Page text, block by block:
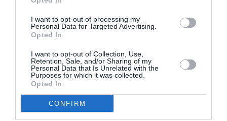
I want to opt-out of processing my
Personal Data for Targeted Advertising.
Opted In
I want to opt-out of Collection, Use,
Retention, Sale, and/or Sharing of my
Personal Data that Is Unrelated with the
Purposes for which it was collected.
Opted In
CONFIRM
b
o
o
er gr
a
m
dI
n
s
A
p
p
ar
r
BOLSA DE TRABAJO
CONVOCATORIAS OPOSICIONES ,MEC,
,
OPOSICIONES
-CONVOCADAS
OPOSICIONES MAESTROS-